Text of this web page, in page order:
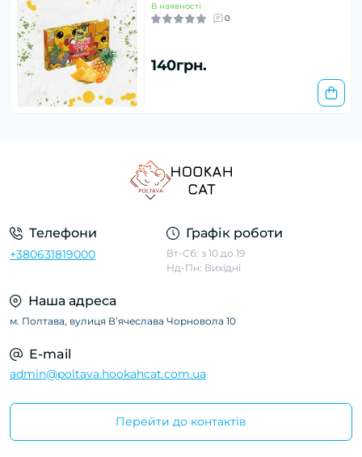
В наявності
0
140грн.
Телефони
+380631819000
Графік роботи
Вт-Сб: з 10 до 19
Нд-Пн: Вихідні
Наша адреса
м. Полтава, вулиця Вʼячеслава Чорновола 10
E-mail
admin@poltava.hookahcat.com.ua
Перейти до контактів